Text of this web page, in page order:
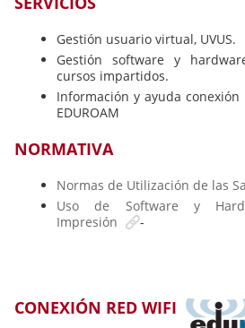
Gestión usuario virtual, UVUS.
Gestión software y
cursos impartidos.
Información y ayuda
EDUROAM
NORMATIVA
Normas de Utilización de las
Uso de Software y
Impresión
-
CONEXIÓN RED WIFI